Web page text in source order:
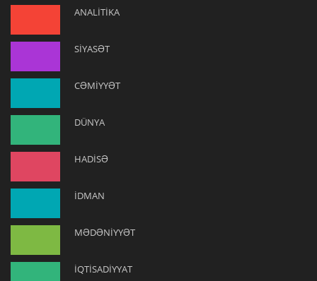
ANALİTİKA
SİYASƏT
CƏMİYYƏT
DÜNYA
HADİSƏ
İDMAN
MƏDƏNİYYƏT
İQTİSADİYYAT